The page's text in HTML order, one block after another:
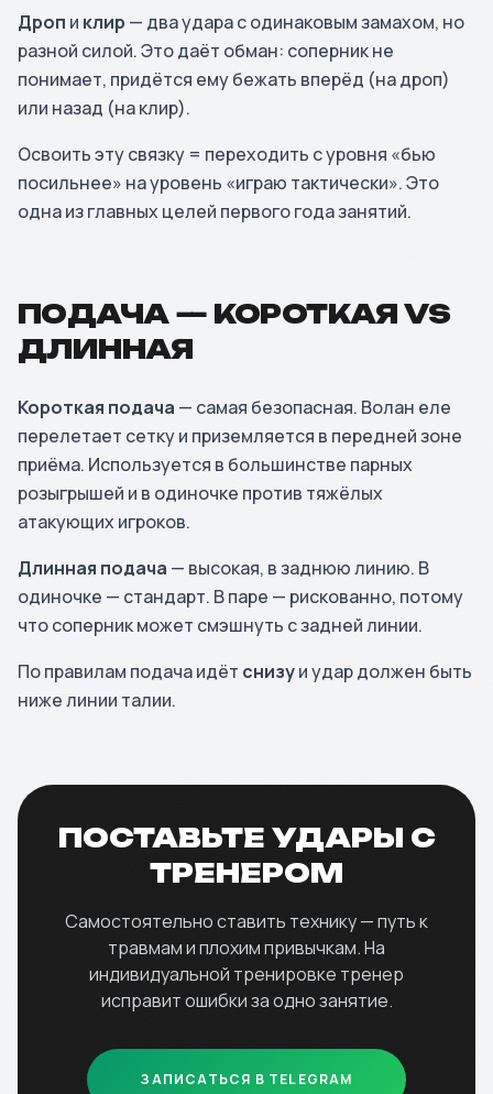
Дроп и клир — два удара с одинаковым замахом, но
разной силой. Это даёт обман: соперник не
понимает, придётся ему бежать вперёд (на дроп)
или назад (на клир).
Освоить эту связку = переходить с уровня «бью
посильнее» на уровень «играю тактически». Это
одна из главных целей первого года занятий.
ПОДАЧА — КОРОТКАЯ VS
ДЛИННАЯ
Короткая подача — самая безопасная. Волан еле
перелетает сетку и приземляется в передней зоне
приёма. Используется в большинстве парных
розыгрышей и в одиночке против тяжёлых
атакующих игроков.
Длинная подача — высокая, в заднюю линию. В
одиночке — стандарт. В паре — рискованно, потому
что соперник может смэшнуть с задней линии.
По правилам подача идёт снизуи удар должен быть
ниже линии талии.
ПОСТАВЬТЕ УДАРЫ С
ТРЕНЕРОМ
Самостоятельно ставить технику — путь к
травмам и плохим привычкам. На
индивидуальной тренировке тренер
исправит ошибки за одно занятие.
ЗАПИСАТЬСЯ В TELEGRAM